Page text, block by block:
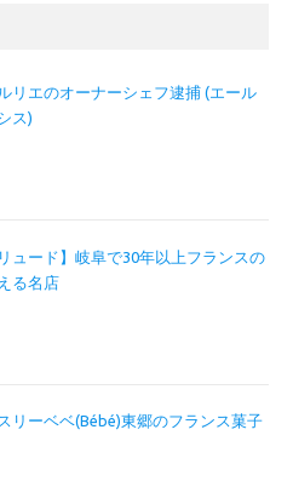
リエのオーナーシェフ逮捕 (エール
ス)
リュード】岐阜で30年以上フランスの
る名店
リーベベ(Bébé)東郷のフランス菓子